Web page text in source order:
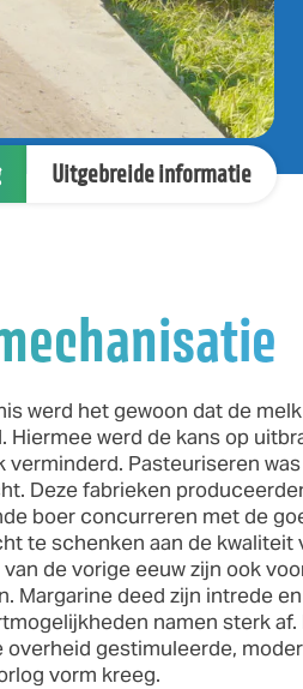
Uitgebreide informatie
werd het gewoon dat de
werd de kans op
Pasteuriseren
Deze fabrieken
boer concurreren met de
te schenken aan de kwaliteit
de vorige eeuw zijn ook
Margarine deed zijn intrede
namen sterk af.
gestimuleerde,
vorm kreeg.